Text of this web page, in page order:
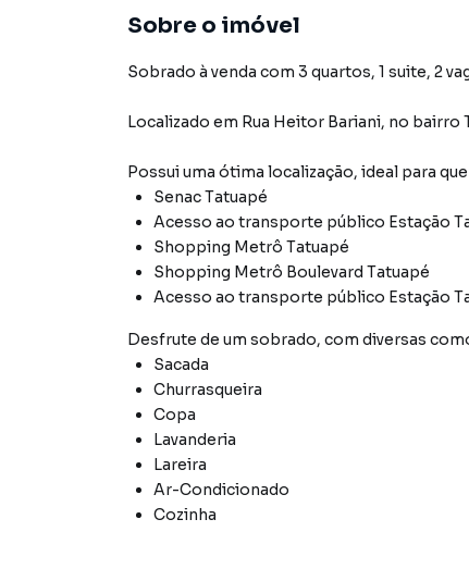
Sobre o imóvel
Sobrado à venda com 3 quartos, 1 suite, 2
Localizado em Rua Heitor Bariani, no bairro
Possui uma ótima localização, ideal para
Senac Tatuapé
Acesso ao transporte público Estação
Shopping Metrô Tatuapé
Shopping Metrô Boulevard Tatuapé
Acesso ao transporte público Estação
Desfrute de um sobrado, com diversas
Sacada
Churrasqueira
Copa
Lavanderia
Lareira
Ar-Condicionado
Cozinha